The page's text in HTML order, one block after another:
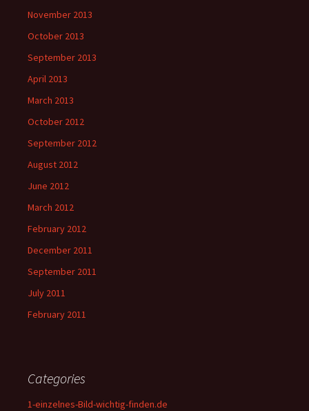
November 2013
October 2013
September 2013
April 2013
March 2013
October 2012
September 2012
August 2012
June 2012
March 2012
February 2012
December 2011
September 2011
July 2011
February 2011
Categories
1-einzelnes-Bild-wichtig-finden.de